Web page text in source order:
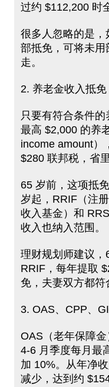
过约 $112,200 时
很多人忽略的是
部抵免，可将未
走。
2. 养老金收入抵
只要有符合条件
最高 $2,000 的养
income amount）
$280 联邦税，省
65 岁前，这项抵
岁起，RRIF（注
收入基金）和
收入也纳入范围。
理财规划师建议
RRIF，每年提取
免，夫妻双方都符
3. OAS、CPP、
OAS（老年保障
4-6 月季度每月最
加 10%。从年净
减少，达到约